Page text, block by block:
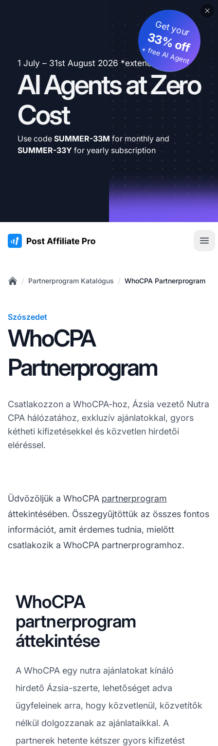
1 July – 31st August 2026 *extended
AI Agents at Zero
Cost
Get your
33% off
+ free AI Agent
Use code SUMMER-33M for monthly and
SUMMER-33Y for yearly subscription
:site.title
/ Partnerprogram Katalógus / WhoCPA Partnerprogram
Szószedet
WhoCPA
Partnerprogram
Csatlakozzon a WhoCPA-hoz, Ázsia vezető Nutra
CPA hálózatához, exkluzív ajánlatokkal, gyors
kétheti kifizetésekkel és közvetlen hirdetői
eléréssel.
Üdvözöljük a WhoCPA partnerprogram
áttekintésében. Összegyűjtöttük az összes fontos
információt, amit érdemes tudnia, mielőtt
csatlakozik a WhoCPA partnerprogramhoz.
WhoCPA
partnerprogram
áttekintése
A WhoCPA egy nutra ajánlatokat kínáló
hirdető Ázsia-szerte, lehetőséget adva
ügyfeleinek arra, hogy közvetlenül, közvetítők
nélkül dolgozzanak az ajánlataikkal. A
partnerek hetente kétszer gyors kifizetést